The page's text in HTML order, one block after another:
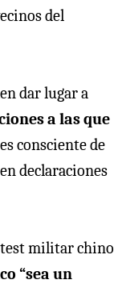
del
dar lugar a
a las que
consciente de
declaraciones
test militar chino
“sea un